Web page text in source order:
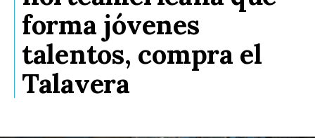
forma jóvenes
talentos, compra el
Talavera